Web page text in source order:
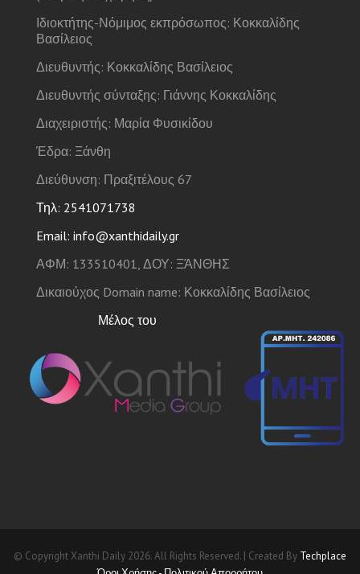
Ιδιοκτήτης-Νόμιμος εκπρόσωπος: Κοκκαλίδης
Βασίλειος
Διευθυντής: Κοκκαλίδης Βασίλειος
Διευθυντής σύνταξης: Γιάννης Κοκκαλίδης
Διαχειριστής: Μαρία Φυσικίδου
Έδρα: Ξάνθη
Διεύθυνση: Πραξιτέλους 67
Τηλ: 2541071738
Email: info@xanthidaily.gr
ΑΦΜ: 133510401, ΔΟΥ: ΞΆΝΘΗΣ
Δικαιούχος Domain name: Κοκκαλίδης Βασίλειος
Μέλος του
© Copyright Xanthi Daily 2026. All Rights Reserved. | Created By Techplace